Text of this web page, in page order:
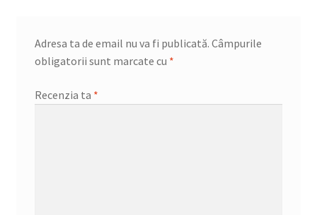
Adresa ta de email nu va fi publicată. Câmpurile
obligatorii sunt marcate cu *
Recenzia ta *